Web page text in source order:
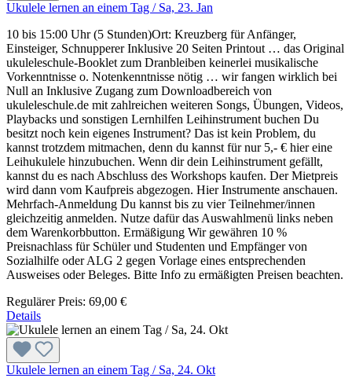
Ukulele lernen an einem Tag / Sa, 23. Jan
10 bis 15:00 Uhr (5 Stunden)Ort: Kreuzberg für Anfänger,
Einsteiger, Schnupperer Inklusive 20 Seiten Printout … das Original
ukuleleschule-Booklet zum Dranbleiben keinerlei musikalische
Vorkenntnisse o. Notenkenntnisse nötig … wir fangen wirklich bei
Null an Inklusive Zugang zum Downloadbereich von
ukuleleschule.de mit zahlreichen weiteren Songs, Übungen, Videos,
Playbacks und sonstigen Lernhilfen Leihinstrument buchen Du
besitzt noch kein eigenes Instrument? Das ist kein Problem, du
kannst trotzdem mitmachen, denn du kannst für nur 5,- € hier eine
Leihukulele hinzubuchen. Wenn dir dein Leihinstrument gefällt,
kannst du es nach Abschluss des Workshops kaufen. Der Mietpreis
wird dann vom Kaufpreis abgezogen. Hier Instrumente anschauen.
Mehrfach-Anmeldung Du kannst bis zu vier Teilnehmer/innen
gleichzeitig anmelden. Nutze dafür das Auswahlmenü links neben
dem Warenkorbbutton. Ermäßigung Wir gewähren 10 %
Preisnachlass für Schüler und Studenten und Empfänger von
Sozialhilfe oder ALG 2 gegen Vorlage eines entsprechenden
Ausweises oder Beleges. Bitte Info zu ermäßigten Preisen beachten.
Regulärer Preis: 69,00 €
Details
Ukulele lernen an einem Tag / Sa, 24. Okt